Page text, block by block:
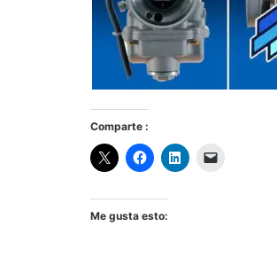
Comparte :
Me gusta esto: